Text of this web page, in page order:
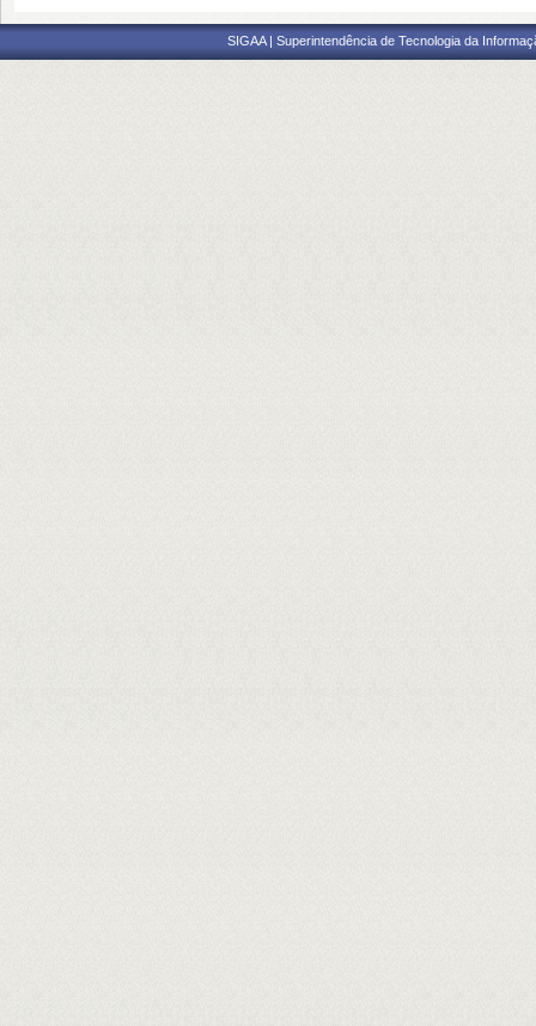
SIGAA | Superintendência de Tecnologia da